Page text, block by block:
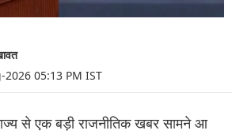
2026 05:13 PM IST
से एक बड़ी राजनीतिक खबर सामने आ